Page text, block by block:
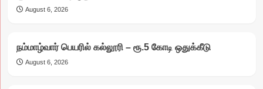
August 6, 2026
நம்மாழ்வார் பெயரில் கல்லூரி – ரூ.5 கோடி ஒதுக்கீடு
August 6, 2026